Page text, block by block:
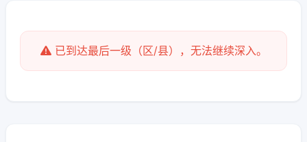
已到达最后一级（区/县），无法继续深入。